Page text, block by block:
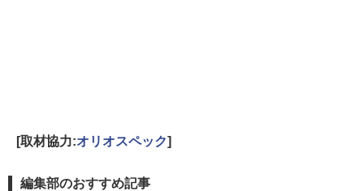
[取材協力:オリオスペック]
編集部のおすすめ記事